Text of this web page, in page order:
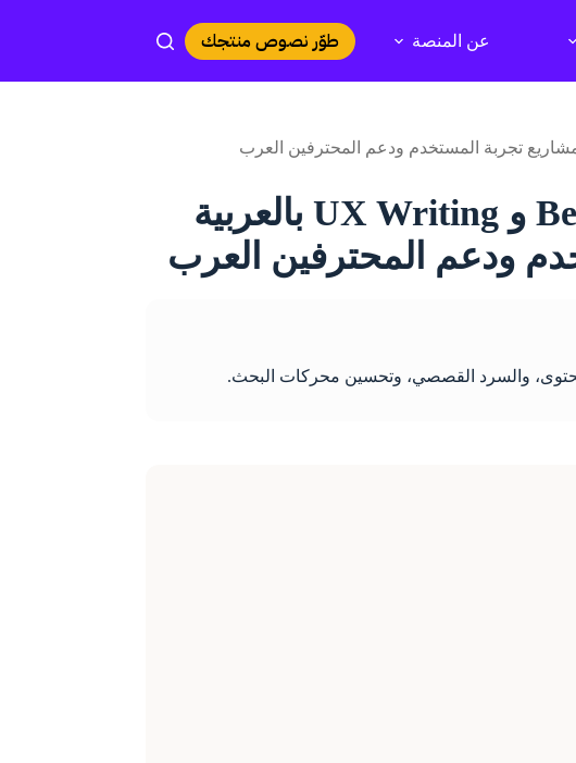
عن المنصة طوّر نصوص منتجك
شراكة استراتيجية تجمع بين Beamra و UX Writing بالعربية
ودعم المحترفين العرب